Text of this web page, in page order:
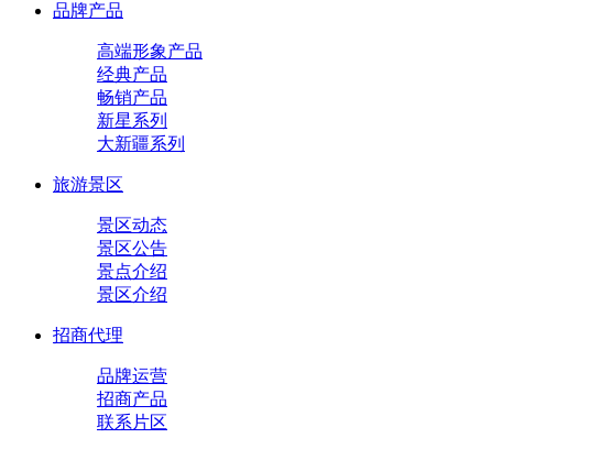
品牌产品
高端形象产品
经典产品
畅销产品
新星系列
大新疆系列
旅游景区
景区动态
景区公告
景点介绍
景区介绍
招商代理
品牌运营
招商产品
联系片区